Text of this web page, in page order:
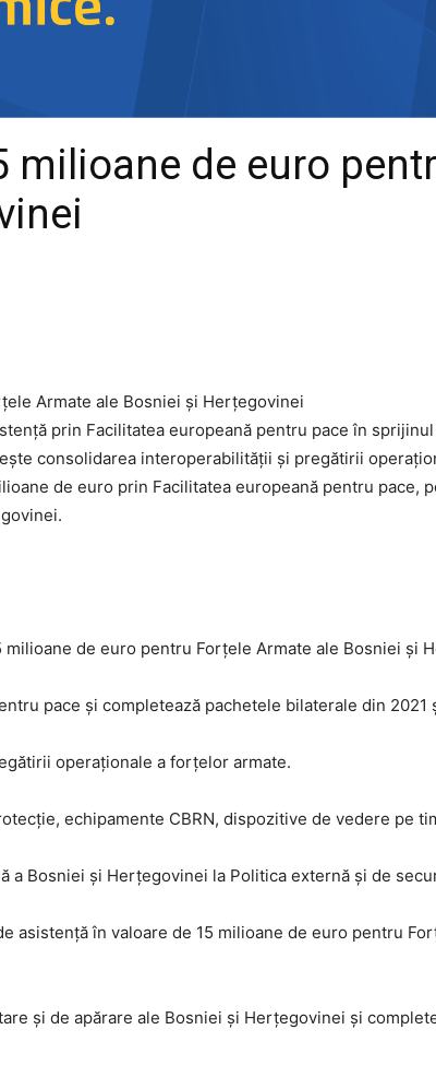
milioane de euro
prin Facilitatea europeană pentru pace în
consolidarea interoperabilității și pregătirii
de euro prin Facilitatea europeană pentru pace,
milioane de euro pentru Forțele Armate ale Bosniei și
pace și completează pachetele bilaterale din 2021
operaționale a forțelor armate.
echipamente CBRN, dispozitive de vedere pe
Bosniei și Herțegovinei la Politica externă și de
asistență în valoare de 15 milioane de euro pentru
și de apărare ale Bosniei și Herțegovinei și